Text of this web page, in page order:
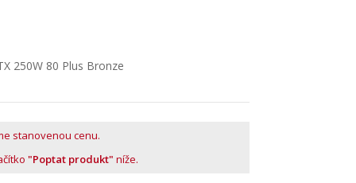
250W 80 Plus Bronze
stanovenou cenu.
"Poptat produkt" níže.